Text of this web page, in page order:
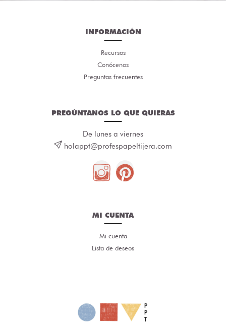
INFORMACIÓN
Recursos
Conócenos
Preguntas frecuentes
PREGÚNTANOS LO QUE QUIERAS
De lunes a viernes
holappt@profespapeltijera.com
MI CUENTA
Mi cuenta
Lista de deseos